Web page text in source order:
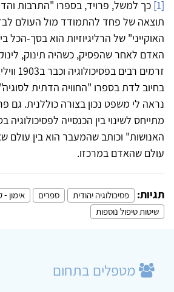
[1] כך למשל, פרויד, בספרו "התרבות
תוצאה של פחד להתמודד מול העולם
האוקייני" של הרליגיוזיות הוא בסך-הכל
האדם לאחר שהפסיק, כשהיה תינוק,
זרמים
בחיוב לדת בספרו "החוויה הדתית
נראה לי משפט נכון בצורה כוללנית. גם
מתייחס לשינוי בין הכנסייה לפסיכולוגיה
האנושות" וכותב שהמעבר הוא בין עולם
עולם שהאדם במרכזו.
תגיות: פסיכולוגיה יהודית ספרים
אימון -
שיטות טיפול נוספות
מטפלים בתחום